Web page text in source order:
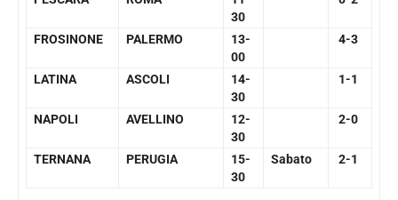
30
FROSINONE PALERMO
13-
00
4-3
LATINA ASCOLI
14-
30
1-1
NAPOLI AVELLINO
12-
30
2-0
TERNANA PERUGIA
15-
30
Sabato 2-1